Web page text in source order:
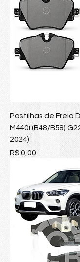
Pastilhas de Freio
M440i (B48/B58)
2024)
Preço
R$ 0,00